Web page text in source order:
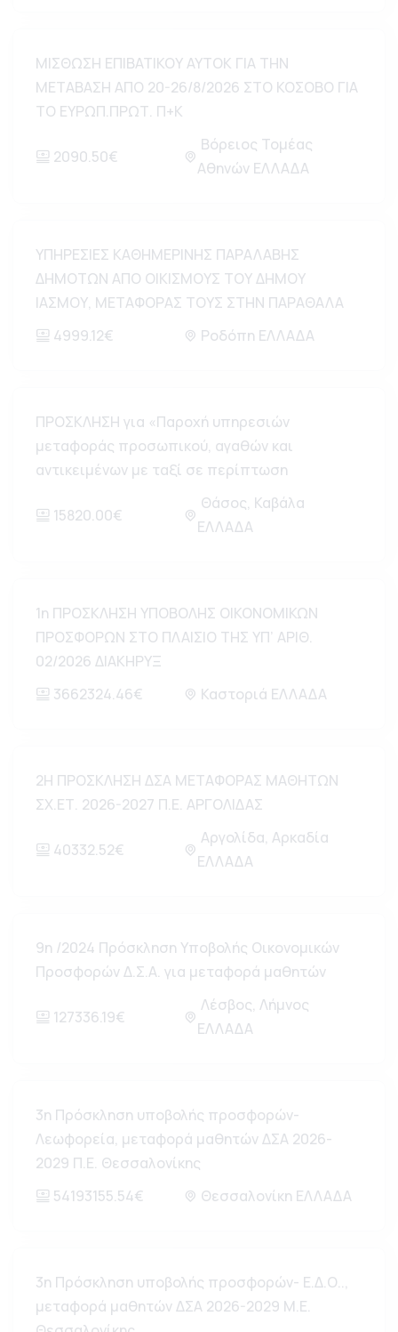
MIΣΘΩΣΗ ΕΠΙΒΑΤΙΚΟΥ ΑΥΤΟΚ ΓΙΑ ΤΗΝ
ΜΕΤΑΒΑΣΗ ΑΠΟ 20-26/8/2026 ΣΤΟ ΚΟΣΟΒΟ ΓΙΑ
ΤΟ ΕΥΡΩΠ.ΠΡΩΤ. Π+Κ
2090.50€
Βόρειος Τομέας
Αθηνών ΕΛΛΑΔΑ
ΥΠΗΡΕΣΙΕΣ ΚΑΘΗΜΕΡΙΝΗΣ ΠΑΡΑΛΑΒΗΣ
ΔΗΜΟΤΩΝ ΑΠΟ ΟΙΚΙΣΜΟΥΣ ΤΟΥ ΔΗΜΟΥ
ΙΑΣΜΟΥ, ΜΕΤΑΦΟΡΑΣ ΤΟΥΣ ΣΤΗΝ ΠΑΡΑΘΑΛΑ
4999.12€
Ροδόπη ΕΛΛΑΔΑ
ΠΡΟΣΚΛΗΣΗ για «Παροχή υπηρεσιών
μεταφοράς προσωπικού, αγαθών και
αντικειμένων με ταξί σε περίπτωση
15820.00€
Θάσος, Καβάλα
ΕΛΛΑΔΑ
1η ΠΡΟΣΚΛΗΣΗ ΥΠΟΒΟΛΗΣ ΟΙΚΟΝΟΜΙΚΩΝ
ΠΡΟΣΦΟΡΩΝ ΣΤΟ ΠΛΑΙΣΙΟ ΤΗΣ ΥΠ’ ΑΡΙΘ.
02/2026 ΔΙΑΚΗΡΥΞ
3662324.46€
Καστοριά ΕΛΛΑΔΑ
2Η ΠΡΟΣΚΛΗΣΗ ΔΣΑ ΜΕΤΑΦΟΡΑΣ ΜΑΘΗΤΩΝ
ΣΧ.ΕΤ. 2026-2027 Π.Ε. ΑΡΓΟΛΙΔΑΣ
40332.52€
Αργολίδα, Αρκαδία
ΕΛΛΑΔΑ
9η /2024 Πρόσκληση Υποβολής Οικονομικών
Προσφορών Δ.Σ.Α. για μεταφορά μαθητών
127336.19€
Λέσβος, Λήμνος
ΕΛΛΑΔΑ
3η Πρόσκληση υποβολής προσφορών-
Λεωφορεία, μεταφορά μαθητών ΔΣΑ 2026-
2029 Π.Ε. Θεσσαλονίκης
54193155.54€
Θεσσαλονίκη ΕΛΛΑΔΑ
3η Πρόσκληση υποβολής προσφορών- Ε.Δ.Ο..,
μεταφορά μαθητών ΔΣΑ 2026-2029 Μ.Ε.